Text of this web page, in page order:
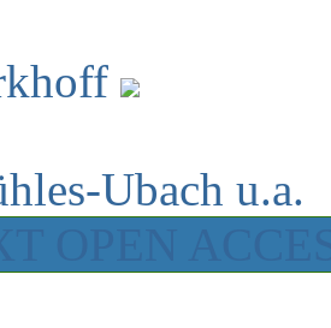
Ubach u.a.